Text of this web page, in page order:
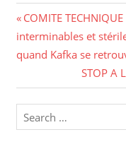
Navigation
de
l’article
Previous
Post:
COMITE
interminables et
quand Kafka se
Next
Post:
STOP A